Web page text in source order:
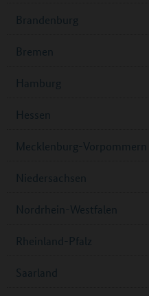
Brandenburg
Bremen
Hamburg
Hessen
Mecklenburg-Vorpommern
Niedersachsen
Nordrhein-Westfalen
Rheinland-Pfalz
Saarland